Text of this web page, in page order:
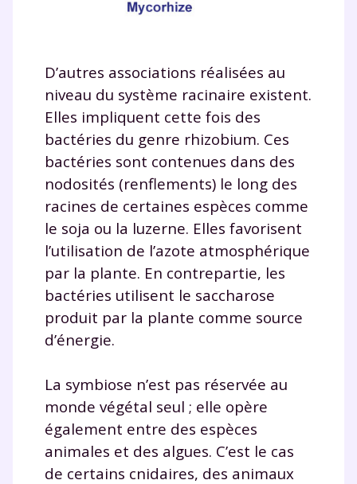
D’autres associations réalisées au
niveau du système racinaire existent.
Elles impliquent cette fois des
bactéries du genre rhizobium. Ces
bactéries sont contenues dans des
nodosités (renflements) le long des
racines de certaines espèces comme
le soja ou la luzerne. Elles favorisent
l’utilisation de l’azote atmosphérique
par la plante. En contrepartie, les
bactéries utilisent le saccharose
produit par la plante comme source
d’énergie.
La symbiose n’est pas réservée au
monde végétal seul ; elle opère
également entre des espèces
animales et des algues. C’est le cas
de certains cnidaires, des animaux